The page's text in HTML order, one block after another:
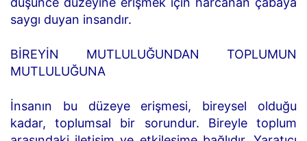
saygı duyan insandır.
BİREYİN MUTLULUĞUNDAN TOPLUMUN
MUTLULUĞUNA
İnsanın bu düzeye erişmesi, bireysel olduğu
kadar, toplumsal bir sorundur. Bireyle toplum